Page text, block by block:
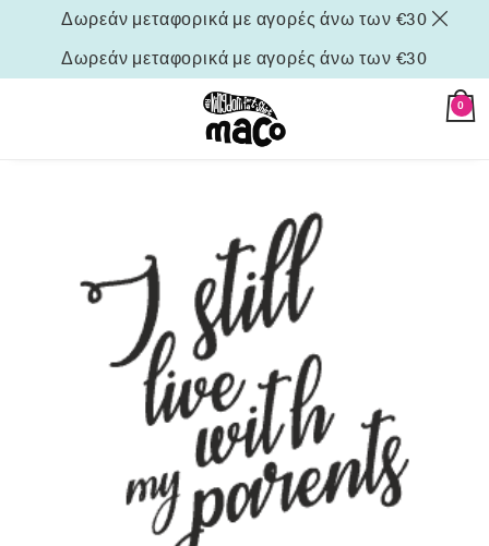
Δωρεάν μεταφορικά με αγορές άνω των €30
Δωρεάν μεταφορικά με αγορές άνω των €30
0